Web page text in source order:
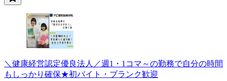
＼健康経営認定優良法人／週1・1コマ～の勤務で自分の時間
もしっかり確保★初バイト・ブランク歓迎